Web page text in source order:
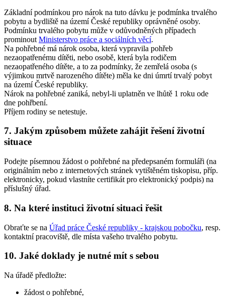
Základní podmínkou pro nárok na tuto dávku je podmínka trvalého
pobytu a bydliště na území České republiky oprávněné osoby.
Podmínku trvalého pobytu může v odůvodněných případech
prominout Ministerstvo práce a sociálních věcí.
Na pohřebné má nárok osoba, která vypravila pohřeb
nezaopatřenému dítěti, nebo osobě, která byla rodičem
nezaopatřeného dítěte, a to za podmínky, že zemřelá osoba (s
výjimkou mrtvě narozeného dítěte) měla ke dni úmrtí trvalý pobyt
na území České republiky.
Nárok na pohřebné zaniká, nebyl-li uplatněn ve lhůtě 1 roku ode
dne pohřbení.
Příjem rodiny se netestuje.
7. Jakým způsobem můžete zahájit řešení životní
situace
Podejte písemnou žádost o pohřebné na předepsaném formuláři (na
originálním nebo z internetových stránek vytištěném tiskopisu, příp.
elektronicky, pokud vlastníte certifikát pro elektronický podpis) na
příslušný úřad.
8. Na které instituci životní situaci řešit
Obraťte se na Úřad práce České republiky - krajskou pobočku, resp.
kontaktní pracoviště, dle místa vašeho trvalého pobytu.
10. Jaké doklady je nutné mít s sebou
Na úřadě předložte:
žádost o pohřebné,